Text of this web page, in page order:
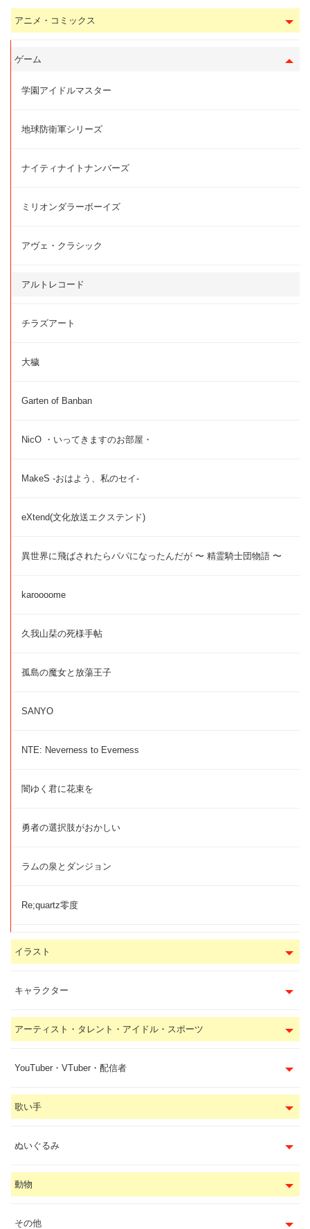
アニメ・コミックス
ゲーム
学園アイドルマスター
地球防衛軍シリーズ
ナイティナイトナンバーズ
ミリオンダラーボーイズ
アヴェ・クラシック
アルトレコード
チラズアート
大穢
Garten of Banban
NicO ・いってきますのお部屋・
MakeS -おはよう、私のセイ-
eXtend(文化放送エクステンド)
異世界に飛ばされたらパパになったんだが 〜 精霊騎士団物語 〜
karoooome
久我山栞の死様手帖
孤島の魔女と放蕩王子
SANYO
NTE: Neverness to Everness
闇ゆく君に花束を
勇者の選択肢がおかしい
ラムの泉とダンジョン
Re;quartz零度
イラスト
キャラクター
アーティスト・タレント・アイドル・スポーツ
YouTuber・VTuber・配信者
歌い手
ぬいぐるみ
動物
その他